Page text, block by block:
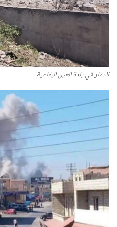
الدمار في بلدة العين البقاعية